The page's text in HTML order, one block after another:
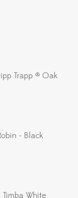
Trapp ® Oak
- Black
White